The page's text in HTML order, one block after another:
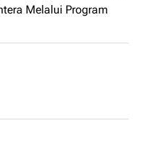
Melalui Program